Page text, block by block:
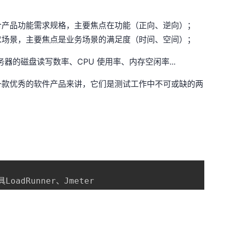
品功能需求规格，主要焦点在功能（正向、逆向）；
景，主要焦点是业务场景的满足度（时间、空间）；
的磁盘读写数率、CPU 使用率、内存空闲率...
优秀的软件产品来讲，它们是测试工作中不可或缺的两
LoadRunner、 Jmeter